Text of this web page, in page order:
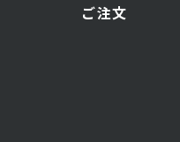
ご注文